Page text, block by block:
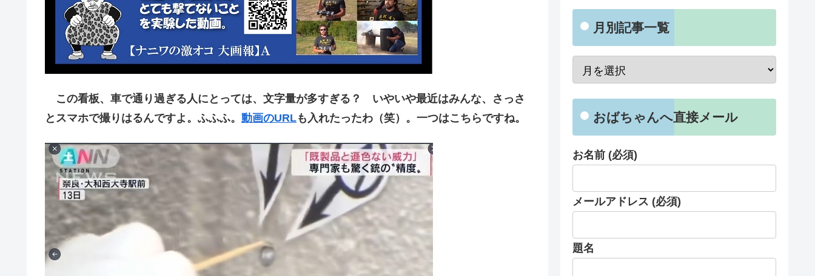
この看板、車で通り過ぎる人にとっては、文字量が多すぎる？ いやいや最近はみんな、さっさ
とスマホで撮りはるんですよ。ふふふ。 動画のURLも入れたったわ（笑）。一つはこちらですね。
月別記事一覧
おばちゃんへ直接メール
お名前 (必須)
メールアドレス (必須)
題名